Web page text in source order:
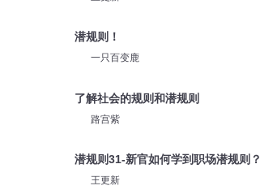
潜规则！
一只百变鹿
了解社会的规则和潜规则
路宫紫
潜规则31-新官如何学到职场潜规则？
王更新